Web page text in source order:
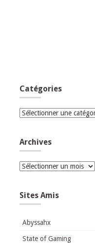
Catégories
Catégories
Archives
Archives
Sites Amis
Abyssahx
State of Gaming